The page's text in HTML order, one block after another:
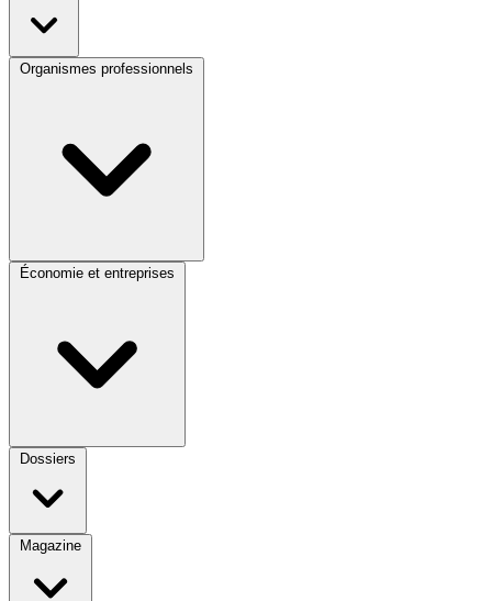
Organismes professionnels
Économie et entreprises
Dossiers
Magazine